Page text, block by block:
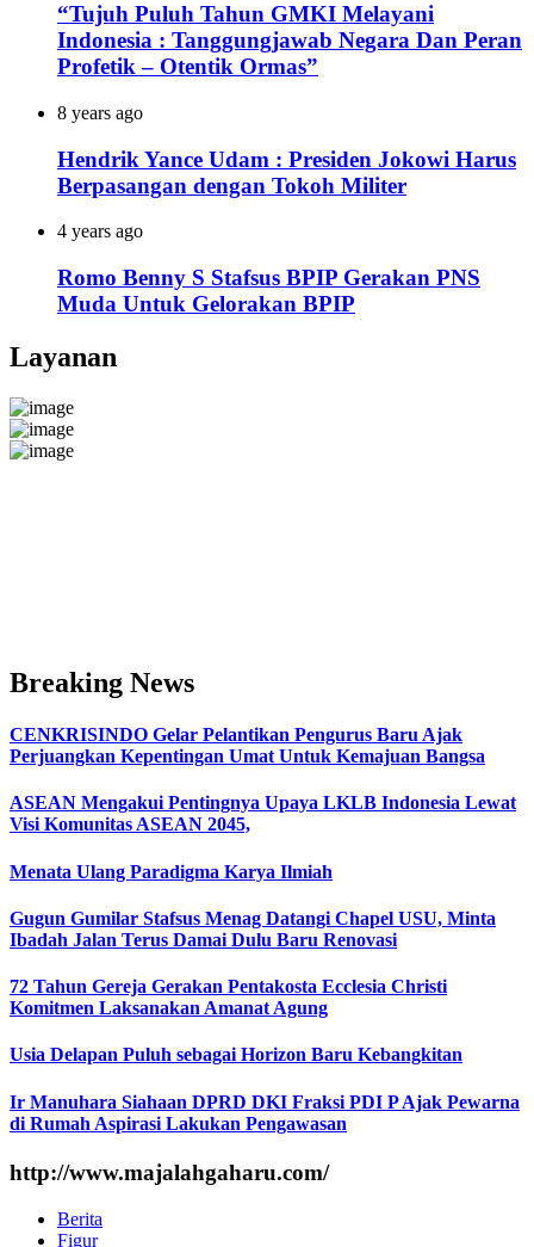
“Tujuh Puluh Tahun GMKI Melayani
Indonesia : Tanggungjawab Negara Dan Peran
Profetik – Otentik Ormas”
8 years ago
Hendrik Yance Udam : Presiden Jokowi Harus
Berpasangan dengan Tokoh Militer
4 years ago
Romo Benny S Stafsus BPIP Gerakan PNS
Muda Untuk Gelorakan BPIP
Layanan
Breaking News
CENKRISINDO Gelar Pelantikan Pengurus Baru Ajak
Perjuangkan Kepentingan Umat Untuk Kemajuan Bangsa
ASEAN Mengakui Pentingnya Upaya LKLB Indonesia Lewat
Visi Komunitas ASEAN 2045,
Menata Ulang Paradigma Karya Ilmiah
Gugun Gumilar Stafsus Menag Datangi Chapel USU, Minta
Ibadah Jalan Terus Damai Dulu Baru Renovasi
72 Tahun Gereja Gerakan Pentakosta Ecclesia Christi
Komitmen Laksanakan Amanat Agung
Usia Delapan Puluh sebagai Horizon Baru Kebangkitan
Ir Manuhara Siahaan DPRD DKI Fraksi PDI P Ajak Pewarna
di Rumah Aspirasi Lakukan Pengawasan
http://www.majalahgaharu.com/
Berita
Figur